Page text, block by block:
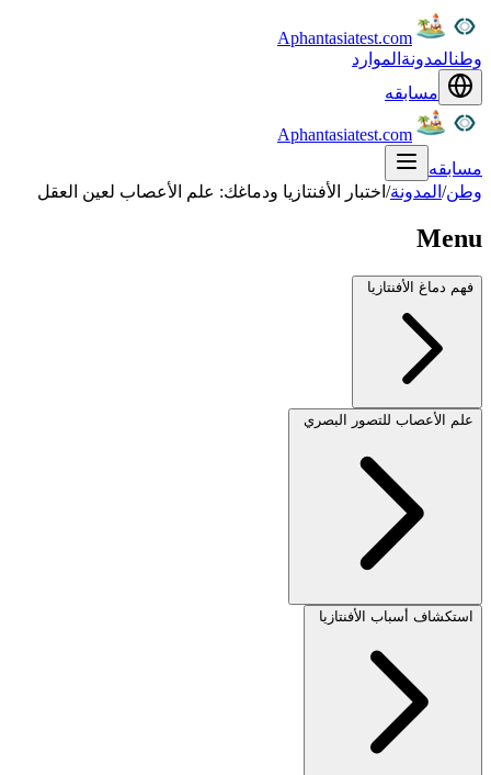
Aphantasiatest.com
وطنالمدونة الموارد
مسابقه
Aphantasiatest.com
مسابقه
وطن/ المدونة/ اختبار الأفنتازيا ودماغك: علم الأعصاب لعين العقل
Menu
فهم دماغ الأفنتازيا
علم الأعصاب للتصور البصري
استكشاف أسباب الأفنتازيا